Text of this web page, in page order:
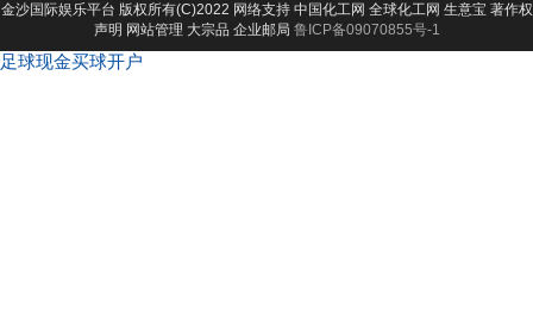
金沙国际娱乐平台 版权所有(C)2022 网络支持 中国化工网 全球化工网 生意宝 著作权
声明 网站管理 大宗品 企业邮局 鲁ICP备09070855号-1
足球现金买球开户